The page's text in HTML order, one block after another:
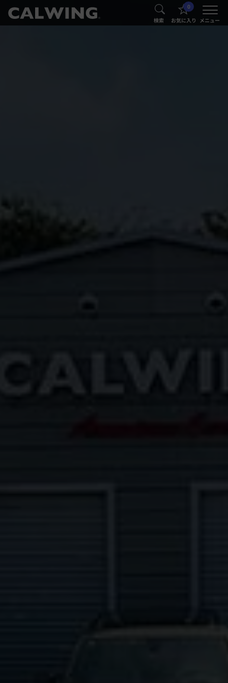
® 検索
0
お気に入り メニュー
®